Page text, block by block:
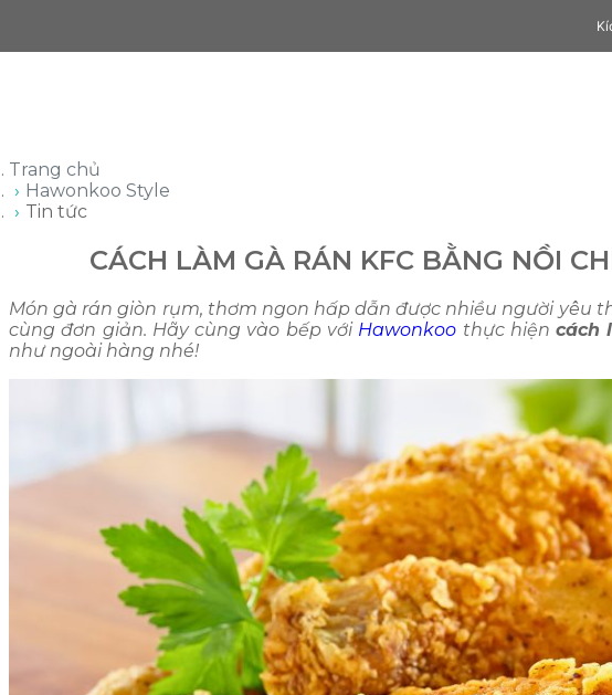
Trang chủ
Hawonkoo Style
Tin tức
CÁCH LÀM GÀ RÁN KFC BẰNG NỒI
Món gà rán giòn rụm, thơm ngon hấp dẫn được nhiều người yêu
cùng đơn giản. Hãy cùng vào bếp với Hawonkoo thực hiệncách
như ngoài hàng nhé!